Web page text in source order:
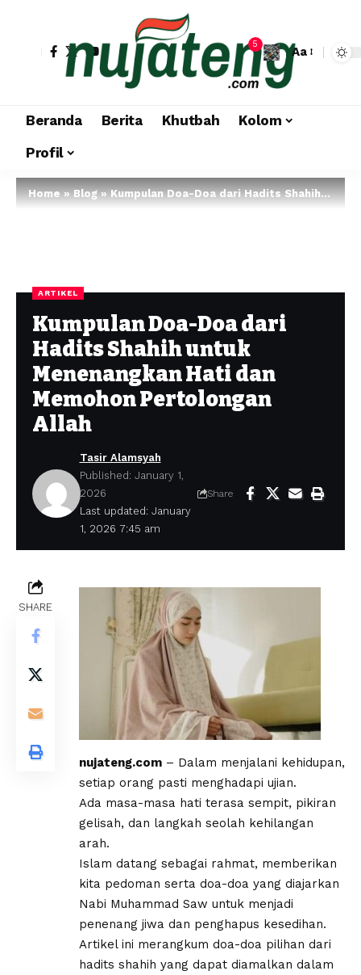
5
Aa
Beranda Berita Khutbah
Kolom
Profil
Home»Blog»Kumpulan Doa-Doa dari Hadits Shahih untuk Menenangkan Hati dan Memohon Pertolongan Allah
ARTIKEL
Kumpulan Doa-Doa dari
Hadits Shahih untuk
Menenangkan Hati dan
Memohon Pertolongan
Allah
Last updated: January
1, 2026 7:45 am
Tasir Alamsyah
Published: January 1,
2026
Share
SHARE
nujateng.com – Dalam menjalani kehidupan,
setiap orang pasti menghadapi ujian.
Ada masa-masa hati terasa sempit, pikiran
gelisah, dan langkah seolah kehilangan
arah.
Islam datang sebagai rahmat, memberikan
kita pedoman serta doa-doa yang diajarkan
Nabi Muhammad Saw untuk menjadi
penenang jiwa dan penghapus kesedihan.
Artikel ini merangkum doa-doa pilihan dari
hadits shahih yang dapat diamalkan dalam